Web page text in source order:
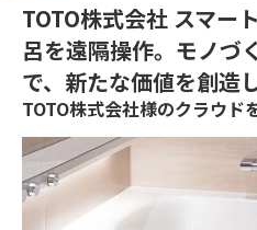
TOTO株式会社 スマー
呂を遠隔操作。モノ
で、新たな価値を創造
TOTO株式会社様のクラウド